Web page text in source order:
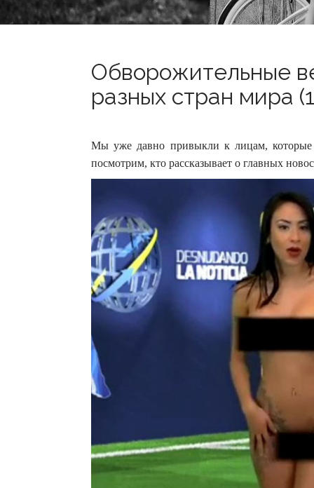
Обворожительные
разных стран мира
Мы уже давно привыкли к лицам, которые
посмотрим, кто рассказывает о главных